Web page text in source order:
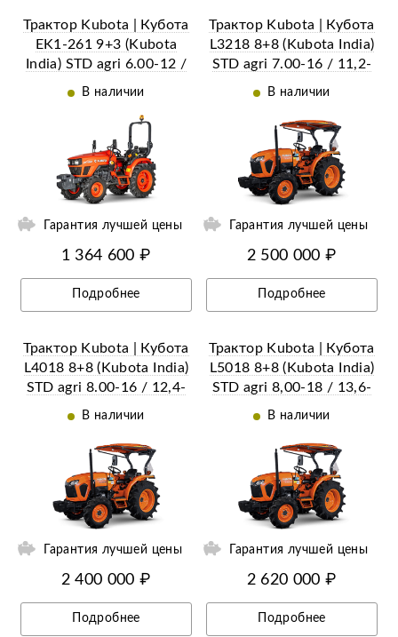
Трактор Kubota | Кубота
EK1-261 9+3 (Kubota
India) STD agri 6.00-12 /
8.3-20 (с ПСМ)
В наличии
Гарантия лучшей цены
1 364 600 ₽
Подробнее
Трактор Kubota | Кубота
L3218 8+8 (Kubota India)
STD agri 7.00-16 / 11,2-
24 (с ПСМ)
В наличии
Гарантия лучшей цены
2 500 000 ₽
Подробнее
Трактор Kubota | Кубота
L4018 8+8 (Kubota India)
STD agri 8.00-16 / 12,4-
24 (с ПСМ)
В наличии
Гарантия лучшей цены
2 400 000 ₽
Подробнее
Трактор Kubota | Кубота
L5018 8+8 (Kubota India)
STD agri 8,00-18 / 13,6-
26 (с ПСМ)
В наличии
Ещё 3 фотографии
Гарантия лучшей цены
2 620 000 ₽
Подробнее